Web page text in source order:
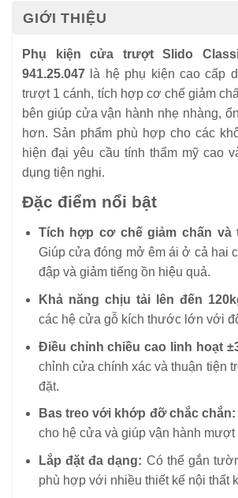
GIỚI THIỆU
Phụ kiện cửa trượt Slido
941.25.047 là hệ phụ kiện cao cấp
trượt 1 cánh, tích hợp cơ chế giảm
bên giúp cửa vận hành nhẹ nhàng,
hơn. Sản phẩm phù hợp cho các
hiện đại yêu cầu tính thẩm mỹ cao
dụng tiện nghi.
Đặc điểm nổi bật
Tích hợp cơ chế giảm chấn và
Giúp cửa đóng mở êm ái ở cả hai
đập và giảm tiếng ồn hiệu quả.
Khả năng chịu tải lên đến
các hệ cửa gỗ kích thước lớn với
Điều chỉnh chiều cao linh hoạt
chỉnh cửa chính xác và thuận tiện
đặt.
Bas treo với khớp đỡ chắc
cho hệ cửa và giúp vận hành mượt
Lắp đặt đa dạng: Có thể gắn
phù hợp với nhiều thiết kế nội thất